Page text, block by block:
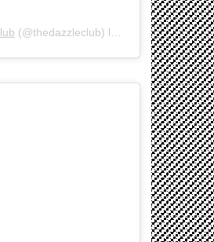
(@thedazzleclub) le 10 Oct. 2019 à 1